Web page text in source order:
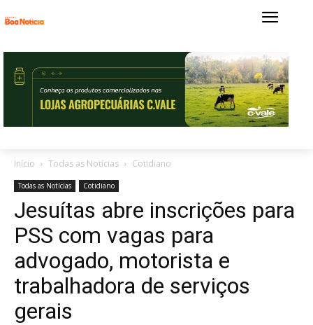
Início Todas as Notícias Cotidiano
Todas as Notícias Cotidiano
Jesuítas abre inscrições para
PSS com vagas para
advogado, motorista e
trabalhadora de serviços
gerais